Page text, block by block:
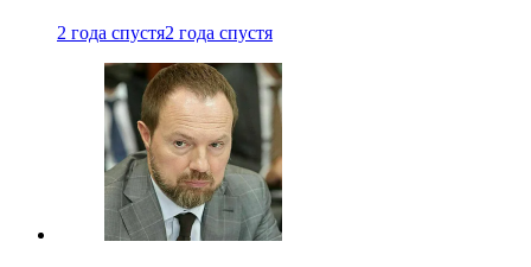
2 года спустя2 года спустя